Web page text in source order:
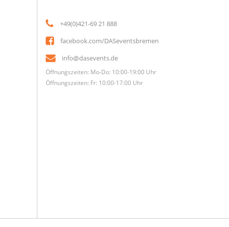
+49(0)421-69 21 888
facebook.com/DASeventsbremen
info@dasevents.de
Öffnungszeiten: Mo-Do: 10:00-19:00 Uhr
Öffnungszeiten: Fr: 10:00-17:00 Uhr